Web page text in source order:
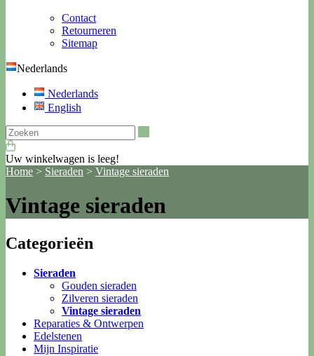
Contact
Retourneren
Sitemap
Nederlands
Nederlands
English
Uw winkelwagen is leeg!
Home > Sieraden > Vintage sieraden
Vintage sieraden
Categorieën
Sieraden
Gouden sieraden
Zilveren sieraden
Vintage sieraden
Reparaties & Ontwerpen
Edelstenen
Mijn Inspiratie